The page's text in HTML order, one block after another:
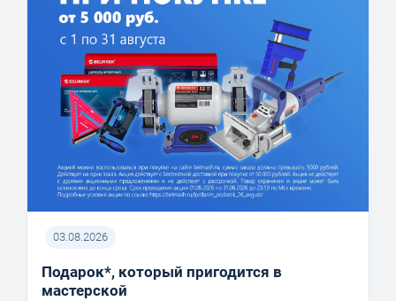
03.08.2026
Подарок*, который пригодится в
мастерской